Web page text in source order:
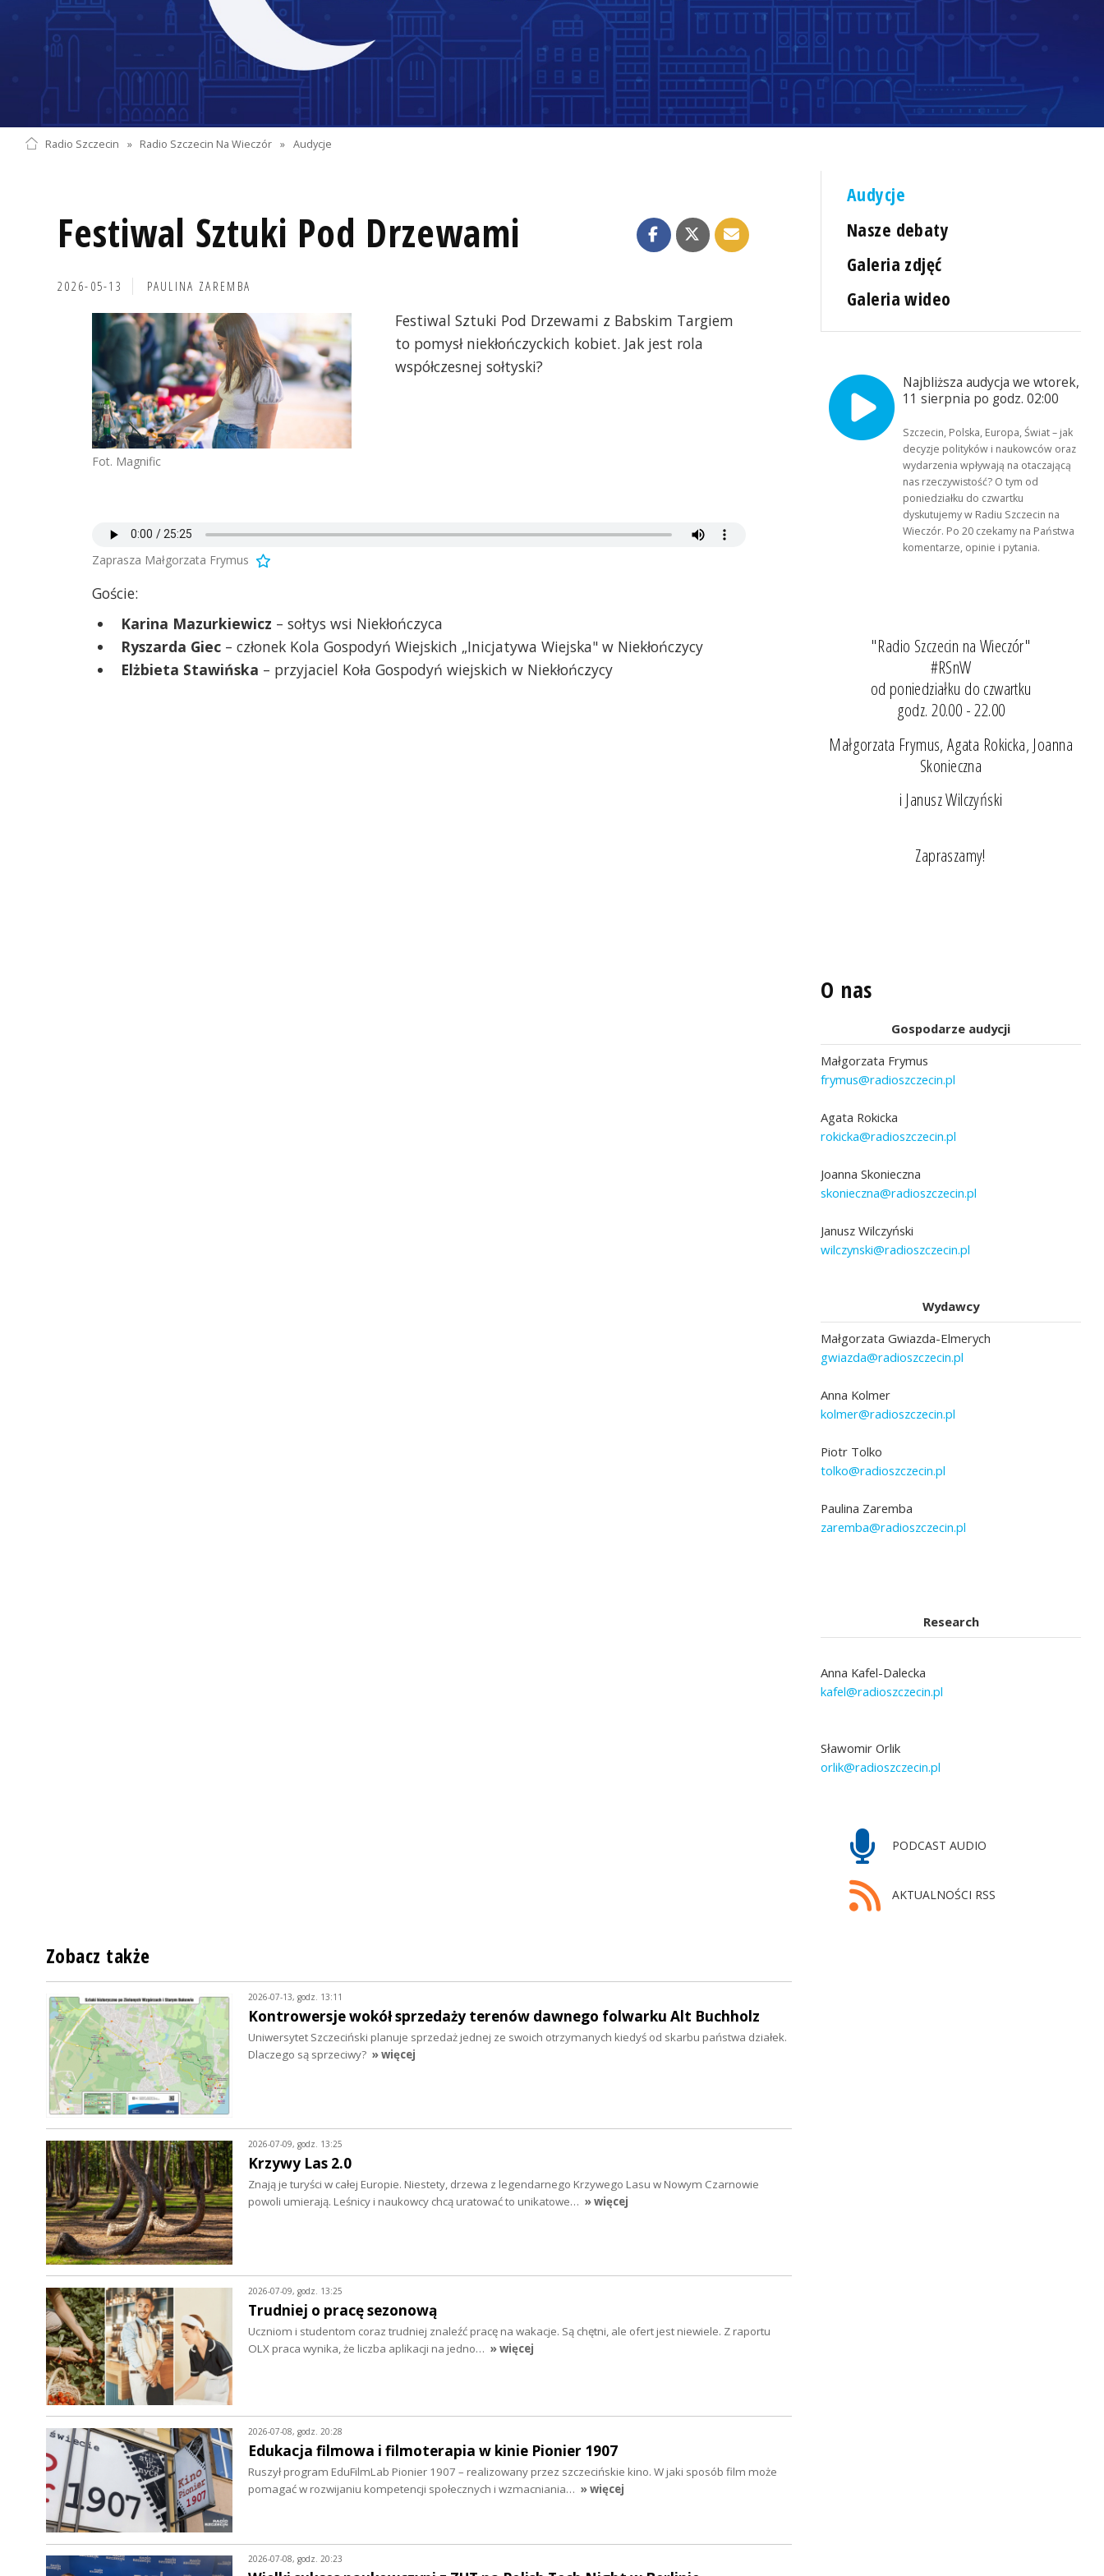
Radio Szczecin » Radio Szczecin Na Wieczór » Audycje
Festiwal Sztuki Pod Drzewami
2026-05-13 PAULINA ZAREMBA
Fot. Magnific
Festiwal Sztuki Pod Drzewami z Babskim Targiem
to pomysł niekłończyckich kobiet. Jak jest rola
współczesnej sołtyski?
Zaprasza Małgorzata Frymus
Goście:
Karina Mazurkiewicz – sołtys wsi Niekłończyca
Ryszarda Giec – członek Kola Gospodyń Wiejskich „Inicjatywa Wiejska" w Niekłończycy
Elżbieta Stawińska – przyjaciel Koła Gospodyń wiejskich w Niekłończycy
Audycje
Nasze debaty
Galeria zdjęć
Galeria wideo
Najbliższa audycja we wtorek,
11 sierpnia po godz. 02:00
Szczecin, Polska, Europa, Świat – jak
decyzje polityków i naukowców oraz
wydarzenia wpływają na otaczającą
nas rzeczywistość? O tym od
poniedziałku do czwartku
dyskutujemy w Radiu Szczecin na
Wieczór. Po 20 czekamy na Państwa
komentarze, opinie i pytania.
"Radio Szczecin na Wieczór"
#RSnW
od poniedziałku do czwartku
godz. 20.00 - 22.00
Małgorzata Frymus, Agata Rokicka, Joanna
Skonieczna
i Janusz Wilczyński
Zapraszamy!
O nas
Gospodarze audycji
Małgorzata Frymus
frymus@radioszczecin.pl
Agata Rokicka
rokicka@radioszczecin.pl
Joanna Skonieczna
skonieczna@radioszczecin.pl
Janusz Wilczyński
wilczynski@radioszczecin.pl
Wydawcy
Małgorzata Gwiazda-Elmerych
gwiazda@radioszczecin.pl
Anna Kolmer
kolmer@radioszczecin.pl
Piotr Tolko
tolko@radioszczecin.pl
Paulina Zaremba
zaremba@radioszczecin.pl
Research
Anna Kafel-Dalecka
kafel@radioszczecin.pl
Sławomir Orlik
orlik@radioszczecin.pl
PODCAST AUDIO
AKTUALNOŚCI RSS
Zobacz także
2026-07-13, godz. 13:11
Kontrowersje wokół sprzedaży terenów dawnego folwarku Alt Buchholz
Uniwersytet Szczeciński planuje sprzedaż jednej ze swoich otrzymanych kiedyś od skarbu państwa działek.
Dlaczego są sprzeciwy? » więcej
2026-07-09, godz. 13:25
Krzywy Las 2.0
Znają je turyści w całej Europie. Niestety, drzewa z legendarnego Krzywego Lasu w Nowym Czarnowie
powoli umierają. Leśnicy i naukowcy chcą uratować to unikatowe… » więcej
2026-07-09, godz. 13:25
Trudniej o pracę sezonową
Uczniom i studentom coraz trudniej znaleźć pracę na wakacje. Są chętni, ale ofert jest niewiele. Z raportu
OLX praca wynika, że liczba aplikacji na jedno… » więcej
2026-07-08, godz. 20:28
Edukacja filmowa i filmoterapia w kinie Pionier 1907
Ruszył program EduFilmLab Pionier 1907 – realizowany przez szczecińskie kino. W jaki sposób film może
pomagać w rozwijaniu kompetencji społecznych i wzmacniania… » więcej
2026-07-08, godz. 20:23